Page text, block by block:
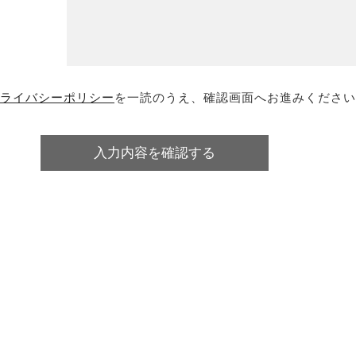
イバシーポリシー を一読のうえ、確認画面へお進みくださ
入力内容を確認する